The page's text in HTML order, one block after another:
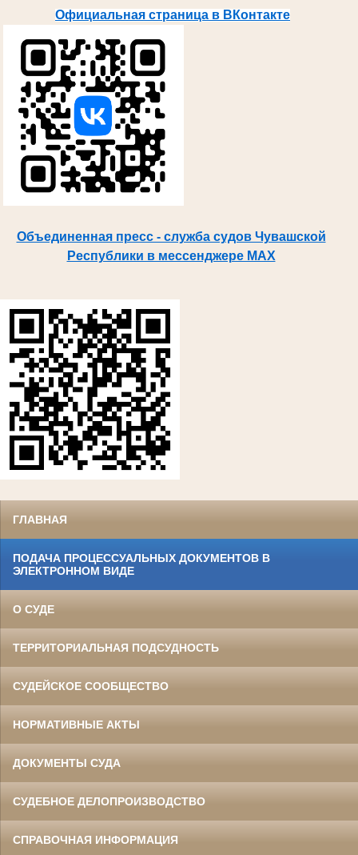
Официальная страница в ВКонтакте
Объединенная пресс - служба судов Чувашской
Республики в мессенджере MAX
ГЛАВНАЯ
ПОДАЧА ПРОЦЕССУАЛЬНЫХ ДОКУМЕНТОВ В
ЭЛЕКТРОННОМ ВИДЕ
О СУДЕ
ТЕРРИТОРИАЛЬНАЯ ПОДСУДНОСТЬ
СУДЕЙСКОЕ СООБЩЕСТВО
НОРМАТИВНЫЕ АКТЫ
ДОКУМЕНТЫ СУДА
СУДЕБНОЕ ДЕЛОПРОИЗВОДСТВО
СПРАВОЧНАЯ ИНФОРМАЦИЯ